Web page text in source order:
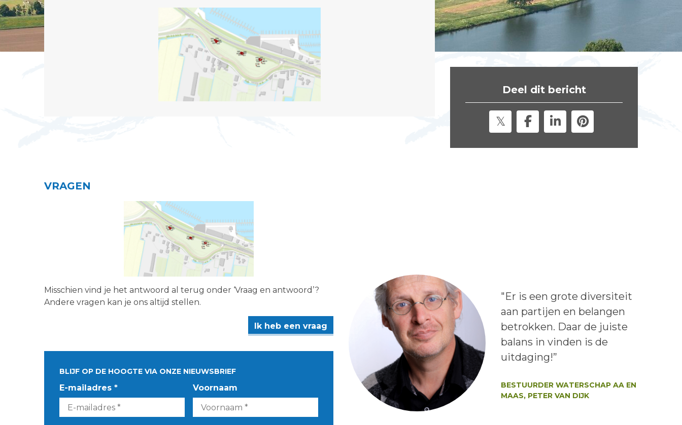
Deel dit bericht
VRAGEN
Misschien vind je het antwoord al terug onder ‘Vraag en antwoord’?
Andere vragen kan je ons altijd stellen.
Ik heb een vraag
BLIJF OP DE HOOGTE VIA ONZE NIEUWSBRIEF
E-mailadres * Voornaam
Lees het bericht:
"Er is een grote diversiteit
aan partijen en belangen
betrokken. Daar de juiste
balans in vinden is de
uitdaging!”
BESTUURDER WATERSCHAP AA EN
MAAS, PETER VAN DIJK